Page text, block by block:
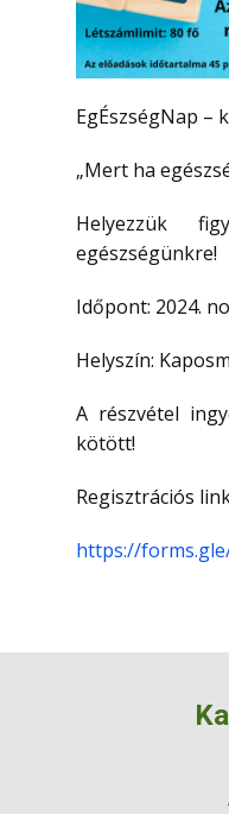
EgÉszségNap –
„Mert ha
Helyezzük
egészségünkre!
Időpont: 2024.
Helyszín:
A részvétel
kötött!
Regisztrációs
https://